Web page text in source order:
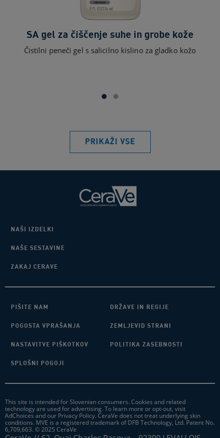
SA gel za čiščenje suhe in grobe kože
Čistilni peneči gel s salicilno kislino za gladko kožo
PRIKAŽI VSE
NAŠI IZDELKI
NAŠE SESTAVINE
ZAKAJ CERAVE
PIŠITE NAM DRŽAVE IN REGIJE
POGOSTA VPRAŠANJA ZEMLJEVID STRANI
NASTAVITVE PIŠKOTKOV POLITIKA ZASEBNOSTI
SPLOŠNI POGOJI
This site is intended for Slovenian consumers. Cookies and related
technology are used for advertising. To learn more or opt-out, visit
AdChoices and our Privacy Policy. CeraVe does not treat underlying skin
conditions. MVE is a registered trademark of DFB Technology, Ltd. Patent No.
6,709,663. © 2025 CeraVe